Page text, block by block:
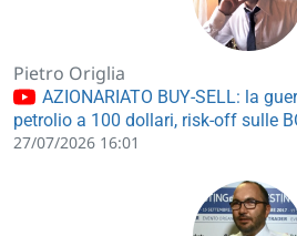
Pietro Origlia
AZIONARIATO BUY-SELL: la
petrolio a 100 dollari, risk-off sulle
27/07/2026 16:01